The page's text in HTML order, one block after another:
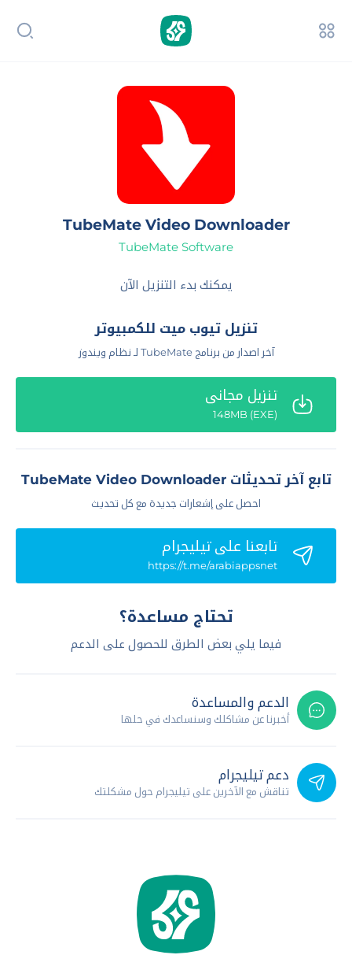
TubeMate Video Downloader
TubeMate Software
يمكنك بدء التنزيل الآن
تنزيل تيوب ميت للكمبيوتر
آخر اصدار من برنامج TubeMate لـ نظام ويندوز
تنزيل مجاني
(EXE) 148MB
تابع آخر تحديثات TubeMate Video Downloader
احصل على إشعارات جديدة مع كل تحديث
تابعنا علي تيليجرام
https://t.me/arabiappsnet
تحتاج مساعدة؟
فيما يلي بعض الطرق للحصول على الدعم
الدعم والمساعدة
أخبرنا عن مشاكلك وسنساعدك في حلها
دعم تيليجرام
تناقش مع الآخرين على تيليجرام حول مشكلتك